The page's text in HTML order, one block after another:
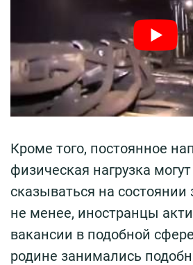
Кроме того, постоянное
физическая нагрузка
сказываться на состоянии
не менее, иностранцы
вакансии в подобной
родине занимались